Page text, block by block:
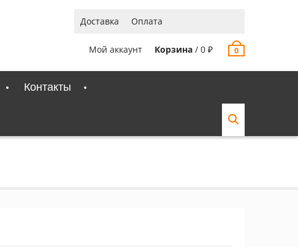
Доставка Оплата
Мой аккаунт Корзина / 0 ₽ 0
Контакты